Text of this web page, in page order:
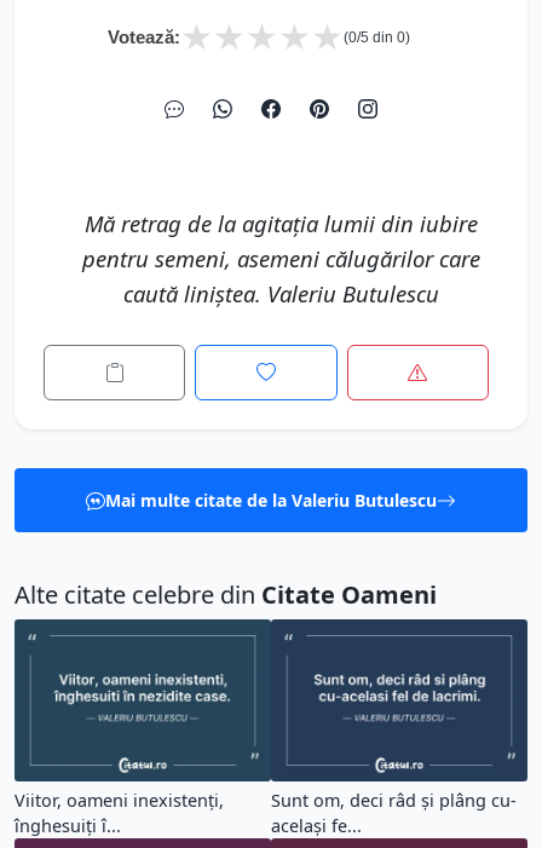
Votează: ★
★
★
★
★ (0/5 din 0)
Mă retrag de la agitația lumii din iubire
pentru semeni, asemeni călugărilor care
caută liniștea. Valeriu Butulescu
Mai multe citate de la Valeriu Butulescu
Alte citate celebre din Citate Oameni
Viitor, oameni inexistenți,
înghesuiți î...
Sunt om, deci râd și plâng cu-
același fe...